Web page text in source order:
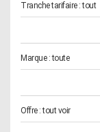
Tranche tarifaire :tout
Marque :toute
Offre :tout voir